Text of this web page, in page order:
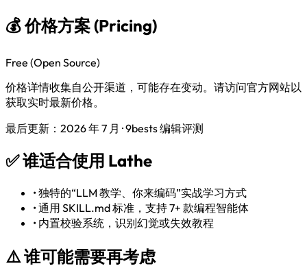
💰 价格方案 (Pricing)
Free (Open Source)
价格详情收集自公开渠道，可能存在变动。请访问官方网站以
获取实时最新价格。
最后更新：2026 年 7 月 · 9bests 编辑评测
✅谁适合使用 Lathe
•独特的“LLM 教学、你来编码”实战学习方式
•通用 SKILL.md 标准，支持 7+ 款编程智能体
• 内置校验系统，识别幻觉或失效教程
⚠️谁可能需要再考虑